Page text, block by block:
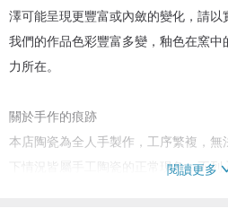
澤可能呈現更豐富或內斂的變化，請以
我們的作品色彩豐富多變，釉色在窯
力所在。
關於手作的痕跡
本店陶瓷為全人手製作，工序繁複，
下情況皆屬手工陶瓷的正常現象，不列
閱讀更多